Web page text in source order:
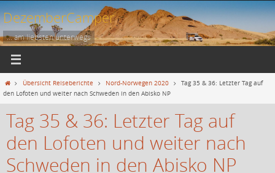
Zum
Inhalt
springen
DezemberCamper
... am liebsten unterwegs
StartÜbersicht Reiseberichte Nord-Norwegen 2020
Tag 35 & 36: Letzter Tag auf
den Lofoten und weiter nach Schweden in den Abisko NP
Tag 35 & 36: Letzter Tag auf
den Lofoten und weiter nach
Schweden in den Abisko NP